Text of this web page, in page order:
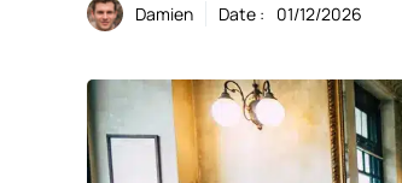
Damien Date : 01/12/2026